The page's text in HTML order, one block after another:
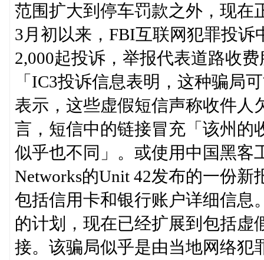
范围扩大到停车罚款之外，现在
3月初以来，FBI互联网犯罪投
2,000起投诉，举报代表道路收
「IC3投诉信息表明，这种骗局
表示，这些虚假短信声称收件人
言，短信中的链接冒充「该州的
似乎也不同」。或使用中国黑客
Networks的Unit 42发布的一份
包括信用卡和银行账户详细信息
的计划，现在已经扩展到包括虚
接。该骗局似乎是由当地网络犯